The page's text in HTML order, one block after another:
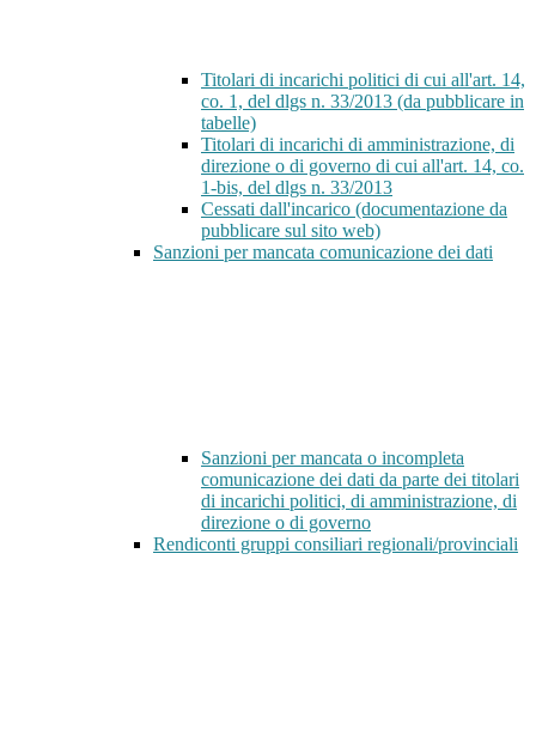
Titolari di incarichi politici di cui all'art. 14,
co. 1, del dlgs n. 33/2013 (da pubblicare in
tabelle)
Titolari di incarichi di amministrazione, di
direzione o di governo di cui all'art. 14, co.
1-bis, del dlgs n. 33/2013
Cessati dall'incarico (documentazione da
pubblicare sul sito web)
Sanzioni per mancata comunicazione dei dati
Sanzioni per mancata o incompleta
comunicazione dei dati da parte dei titolari
di incarichi politici, di amministrazione, di
direzione o di governo
Rendiconti gruppi consiliari regionali/provinciali